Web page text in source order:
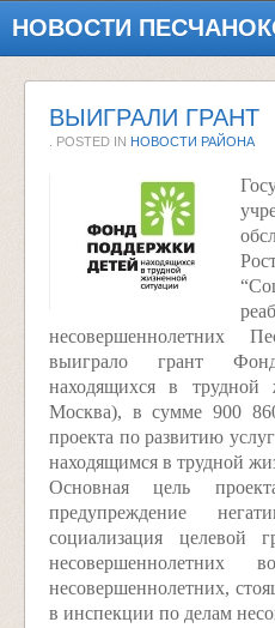
НОВОСТИ
ВЫИГРАЛИ ГРАНТ
. POSTED IN НОВОСТИ РАЙОНА
несовершеннолетних
выиграло грант
находящихся в трудной
Москва), в сумме 900
проекта по развитию
находящимся в трудной
Основная цель
предупреждение
социализация целевой
несовершеннолетних
несовершеннолетних,
в инспекции по делам